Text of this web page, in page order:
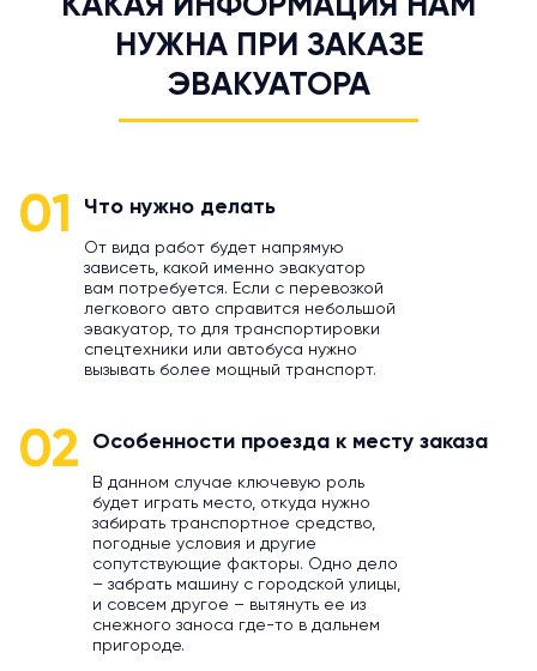
КАКАЯ ИНФОРМАЦИЯ НАМ
НУЖНА ПРИ ЗАКАЗЕ
ЭВАКУАТОРА
01 Что нужно делать
От вида работ будет напрямую
зависеть, какой именно эвакуатор
вам потребуется. Если с перевозкой
легкового авто справится небольшой
эвакуатор, то для транспортировки
спецтехники или автобуса нужно
вызывать более мощный транспорт.
02 Особенности проезда к месту заказа
В данном случае ключевую роль
будет играть место, откуда нужно
забирать транспортное средство,
погодные условия и другие
сопутствующие факторы. Одно дело
– забрать машину с городской улицы,
и совсем другое – вытянуть ее из
снежного заноса где-то в дальнем
пригороде.